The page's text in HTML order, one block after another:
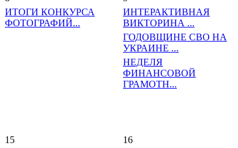
ИТОГИ КОНКУРСА
ФОТОГРАФИЙ...
ИНТЕРАКТИВНАЯ
ВИКТОРИНА ...
ГОДОВЩИНЕ СВО НА
УКРАИНЕ ...
НЕДЕЛЯ
ФИНАНСОВОЙ
ГРАМОТН...
15
16